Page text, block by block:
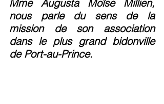
Mme Augusta Moïse Millien,
nous parle du sens de la
mission de son association
dans le plus grand bidonville
de Port-au-Prince.